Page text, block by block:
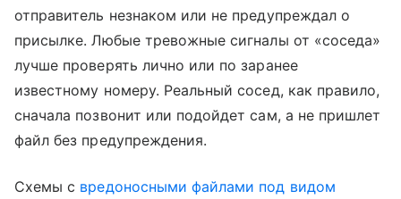
отправитель незнаком или не предупреждал о
присылке. Любые тревожные сигналы от «соседа»
лучше проверять лично или по заранее
известному номеру. Реальный сосед, как правило,
сначала позвонит или подойдет сам, а не пришлет
файл без предупреждения.
Схемы с вредоносными файлами под видом